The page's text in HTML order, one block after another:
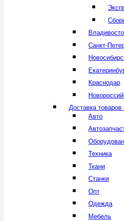
Санкт-
Краснодар
Доставка товаров
Авто
Техника
Ткани
Станки
Опт
Одежда
Мебель